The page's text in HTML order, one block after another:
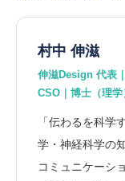
村中 伸滋
伸滋Design 代表
CSO｜博士（理学
「伝わるを科学
学・神経科学の
コミュニケーシ